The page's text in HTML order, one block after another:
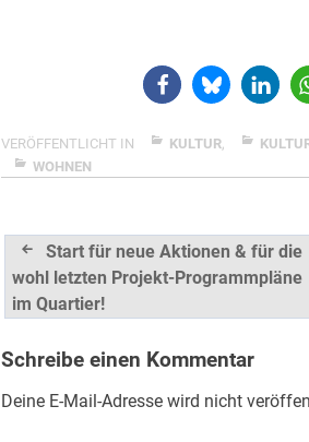
VERÖFFENTLICHT IN KULTUR,
WOHNEN
Beitragsnavigation
Start für neue Aktionen & für die
wohl letzten Projekt-Programmpläne
im Quartier!
Schreibe einen Kommentar
Deine E-Mail-Adresse wird nicht